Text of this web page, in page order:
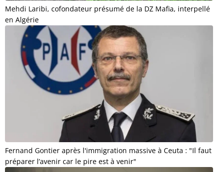
Mehdi Laribi, cofondateur présumé de la DZ Mafia, interpellé
en Algérie
Fernand Gontier après l'immigration massive à Ceuta : "Il faut
préparer l’avenir car le pire est à venir"